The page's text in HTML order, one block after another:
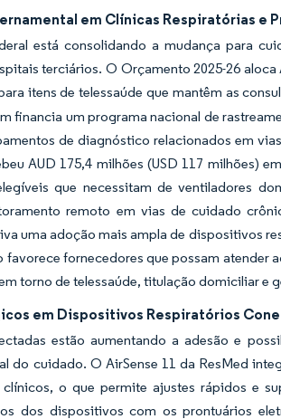
em Clínicas Respiratórias e
está consolidando a mudança para
terciários. O Orçamento 2025-26
itens de telessaúde que mantêm as
financia um programa nacional de
de diagnóstico relacionados em
AUD 175,4 milhões (USD 117 milhões)
que necessitam de ventiladores
remoto em vias de cuidado
uma adoção mais ampla de dispositivos
fornecedores que possam atender
torno de telessaúde, titulação domiciliar e
em Dispositivos Respiratórios
estão aumentando a adesão e
do cuidado. O AirSense 11 da ResMed
o que permite ajustes rápidos e
dos dispositivos com os prontuários